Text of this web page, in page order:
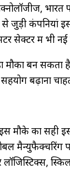
भारत
से जुड़ी कंपनियां
सेक्टर में भी
मौका बन सकता
बढ़ाना
इस मौके का सही